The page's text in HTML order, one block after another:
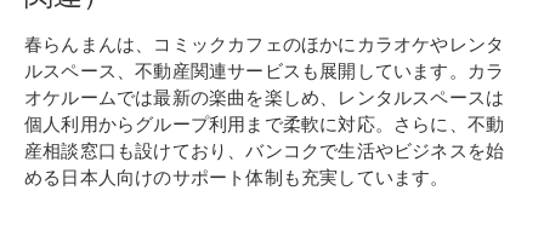
春らんまんは、コミックカフェのほかにカラオケやレンタ
ルスペース、不動産関連サービスも展開しています。カラ
オケルームでは最新の楽曲を楽しめ、レンタルスペースは
個人利用からグループ利用まで柔軟に対応。さらに、不動
産相談窓口も設けており、バンコクで生活やビジネスを始
める日本人向けのサポート体制も充実しています。